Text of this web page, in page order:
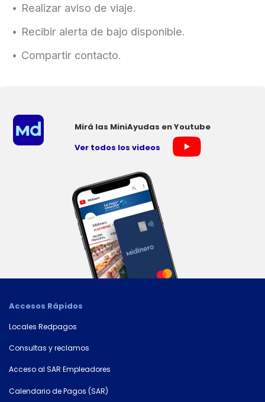
de
tarjeta*
País
Realizar aviso de viaje.
Recibir alerta de bajo disponible.
Compartir contacto.
Mirá las MiniAyudas en Youtube
Ver todos los videos
Accesos Rápidos
Locales Redpagos
Consultas y reclamos
Acceso al SAR Empleadores
Calendario de Pagos (SAR)